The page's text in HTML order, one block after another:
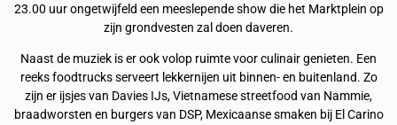
23.00 uur ongetwijfeld een meeslepende show die het Marktplein op
zijn grondvesten zal doen daveren.
Naast de muziek is er ook volop ruimte voor culinair genieten. Een
reeks foodtrucks serveert lekkernijen uit binnen- en buitenland. Zo
zijn er ijsjes van Davies IJs, Vietnamese streetfood van Nammie,
braadworsten en burgers van DSP, Mexicaanse smaken bij El Carino